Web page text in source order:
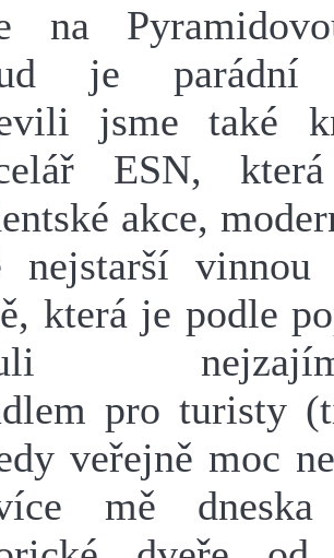
na
je parádní
jsme také
ESN,
akce,
nejstarší
která je podle
pro turisty
veřejně moc
mě dneska